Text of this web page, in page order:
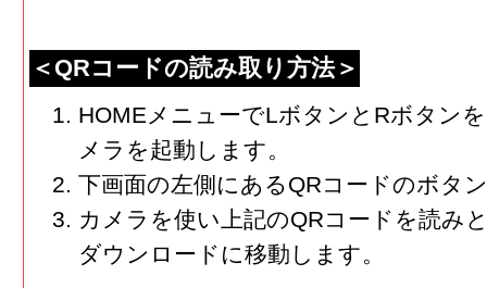
＜QRコードの読み取り方法＞
HOMEメニューでLボタンとRボタン
メラを起動します。
下画面の左側にあるQRコードのボタ
カメラを使い上記のQRコードを読み
ダウンロードに移動します。